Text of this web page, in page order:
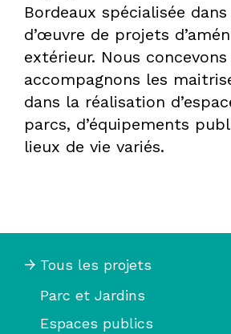
ATELIER
PAYSAGE
Bordeaux spécialisée
d’œuvre de projets
extérieur. Nous
accompagnons les
dans la réalisation
parcs, d’équipements
lieux de vie variés.
Tous les projets
Parc et Jardins
Espaces publics